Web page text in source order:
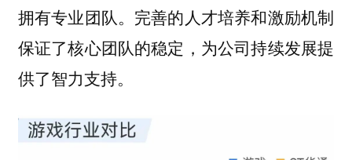
拥有专业团队。完善的人才培养和激励机制
保证了核心团队的稳定，为公司持续发展提
供了智力支持。